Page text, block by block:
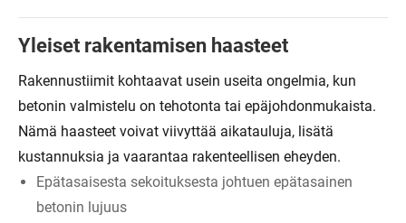
Yleiset rakentamisen haasteet
Rakennustiimit kohtaavat usein useita ongelmia, kun
betonin valmistelu on tehotonta tai epäjohdonmukaista.
Nämä haasteet voivat viivyttää aikatauluja, lisätä
kustannuksia ja vaarantaa rakenteellisen eheyden.
Epätasaisesta sekoituksesta johtuen epätasainen
betonin lujuus